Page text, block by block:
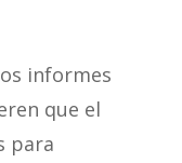
informes
que el
para